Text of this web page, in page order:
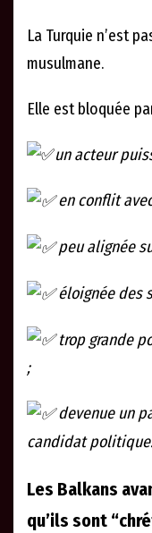
La Turquie n’est
musulmane.
Elle est bloquée
un acteur
en conflit
peu alignée
éloignée des
trop grande
;
devenue un
candidat
Les Balkans
qu’ils sont